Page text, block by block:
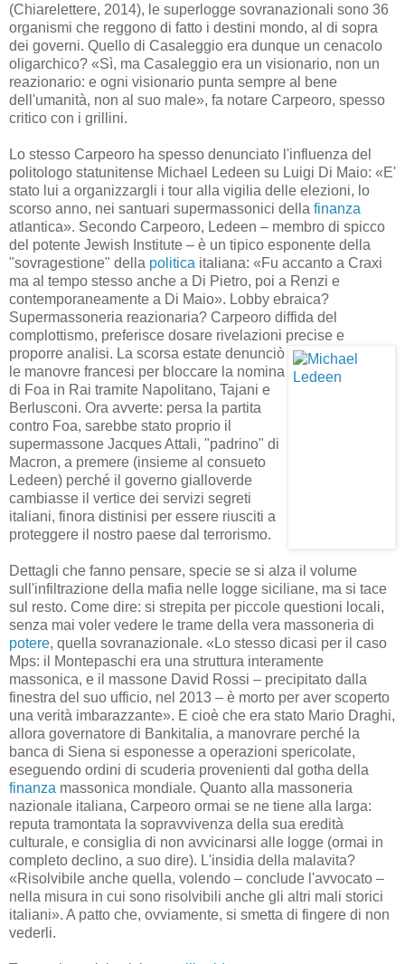
(Chiarelettere, 2014), le superlogge sovranazionali sono 36
organismi che reggono di fatto i destini mondo, al di sopra
dei governi. Quello di Casaleggio era dunque un cenacolo
oligarchico? «Sì, ma Casaleggio era un visionario, non un
reazionario: e ogni visionario punta sempre al bene
dell'umanità, non al suo male», fa notare Carpeoro, spesso
critico con i grillini.
Lo stesso Carpeoro ha spesso denunciato l'influenza del
politologo statunitense Michael Ledeen su Luigi Di Maio: «E'
stato lui a organizzargli i tour alla vigilia delle elezioni, lo
scorso anno, nei santuari supermassonici della finanza
atlantica». Secondo Carpeoro, Ledeen – membro di spicco
del potente Jewish Institute – è un tipico esponente della
"sovragestione" della politica italiana: «Fu accanto a Craxi
ma al tempo stesso anche a Di Pietro, poi a Renzi e
contemporaneamente a Di Maio». Lobby ebraica?
Supermassoneria reazionaria? Carpeoro diffida del
complottismo, preferisce dosare rivelazioni precise e
proporre analisi. La scorsa estate denunciò
le manovre francesi per bloccare la nomina
di Foa in Rai tramite Napolitano, Tajani e
Berlusconi. Ora avverte: persa la partita
contro Foa, sarebbe stato proprio il
supermassone Jacques Attali, "padrino" di
Macron, a premere (insieme al consueto
Ledeen) perché il governo gialloverde
cambiasse il vertice dei servizi segreti
italiani, finora distinisi per essere riusciti a
proteggere il nostro paese dal terrorismo.
Dettagli che fanno pensare, specie se si alza il volume
sull'infiltrazione della mafia nelle logge siciliane, ma si tace
sul resto. Come dire: si strepita per piccole questioni locali,
senza mai voler vedere le trame della vera massoneria di
potere, quella sovranazionale. «Lo stesso dicasi per il caso
Mps: il Montepaschi era una struttura interamente
massonica, e il massone David Rossi – precipitato dalla
finestra del suo ufficio, nel 2013 – è morto per aver scoperto
una verità imbarazzante». E cioè che era stato Mario Draghi,
allora governatore di Bankitalia, a manovrare perché la
banca di Siena si esponesse a operazioni spericolate,
eseguendo ordini di scuderia provenienti dal gotha della
finanza massonica mondiale. Quanto alla massoneria
nazionale italiana, Carpeoro ormai se ne tiene alla larga:
reputa tramontata la sopravvivenza della sua eredità
culturale, e consiglia di non avvicinarsi alle logge (ormai in
completo declino, a suo dire). L'insidia della malavita?
«Risolvibile anche quella, volendo – conclude l'avvocato –
nella misura in cui sono risolvibili anche gli altri mali storici
italiani». A patto che, ovviamente, si smetta di fingere di non
vederli.